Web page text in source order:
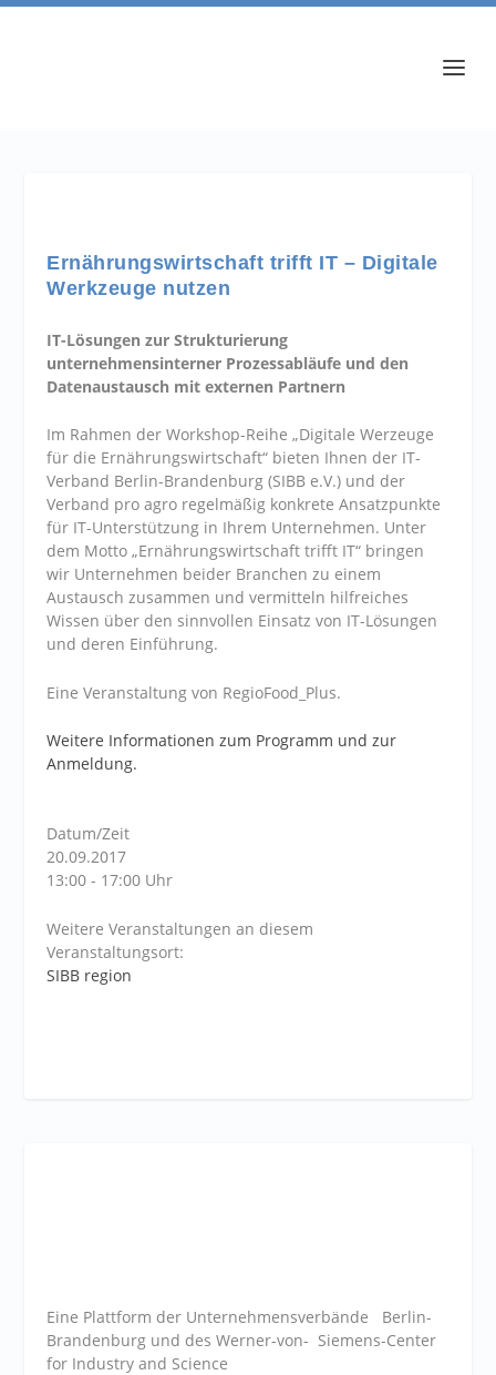
Ernährungswirtschaft trifft IT – Digitale
Werkzeuge nutzen
IT-Lösungen zur Strukturierung
unternehmensinterner Prozessabläufe und den
Datenaustausch mit externen Partnern
Im Rahmen der Workshop-Reihe „Digitale Werzeuge
für die Ernährungswirtschaft“ bieten Ihnen der IT-
Verband Berlin-Brandenburg (SIBB e.V.) und der
Verband pro agro regelmäßig konkrete Ansatzpunkte
für IT-Unterstützung in Ihrem Unternehmen. Unter
dem Motto „Ernährungswirtschaft trifft IT“ bringen
wir Unternehmen beider Branchen zu einem
Austausch zusammen und vermitteln hilfreiches
Wissen über den sinnvollen Einsatz von IT-Lösungen
und deren Einführung.
Eine Veranstaltung von RegioFood_Plus.
Weitere Informationen zum Programm und zur
Anmeldung.
Datum/Zeit
20.09.2017
13:00 - 17:00 Uhr
Weitere Veranstaltungen an diesem
Veranstaltungsort:
SIBB region
Eine Plattform der Unternehmensverbände Berlin-
Brandenburg und des Werner-von- Siemens-Center
for Industry and Science